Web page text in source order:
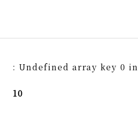
: Undefined array key 0 in
10